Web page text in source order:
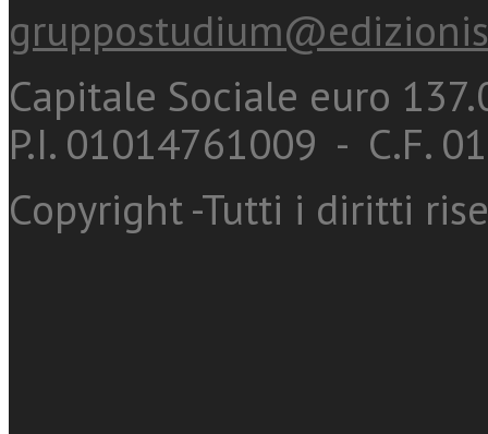
Capitale Sociale euro
P.I. 01014761009 - C.F.
Copyright -Tutti i diritti